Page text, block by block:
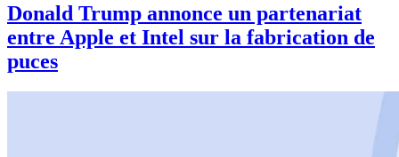
Donald Trump annonce un partenariat
entre Apple et Intel sur la fabrication de
puces